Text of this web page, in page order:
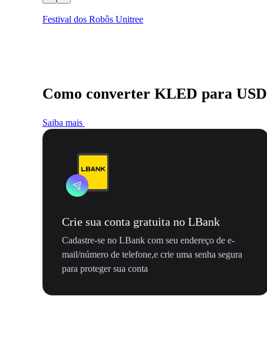
Festival dos Robôs Unitree
Como converter KLED para USD
Saiba mais
Crie sua conta gratuita no LBank
Cadastre-se no LBank com seu endereço de e-
mail/número de telefone,e crie uma senha segura
para proteger sua conta